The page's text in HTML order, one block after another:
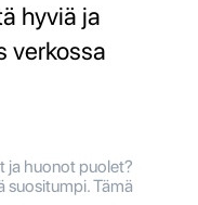
hyviä ja
verkossa
ja huonot puolet?
Tämä